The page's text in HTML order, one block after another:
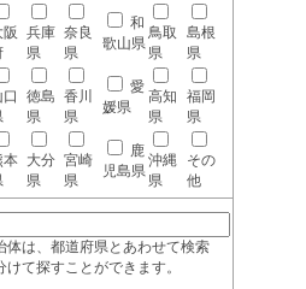
阪
兵庫
県
奈良
県
和
歌山県
鳥取
県
島根
県
口
徳島
県
香川
県
愛
媛県
高知
県
福岡
県
本 大分
県
宮崎
県
鹿
児島県
沖縄
県
その
他
は、都道府県とあわせて検索
けて探すことができます。